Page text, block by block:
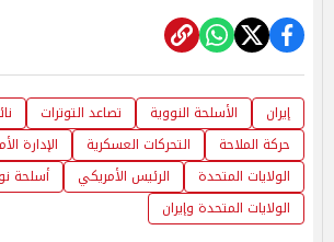
إيران الأسلحة النووية تصاعد التوترات
حركة الملاحة
التحركات العسكرية
الإدارة
الولايات المتحدة
الرئيس الأمريكي
أسلحة
الولايات المتحدة وإيران